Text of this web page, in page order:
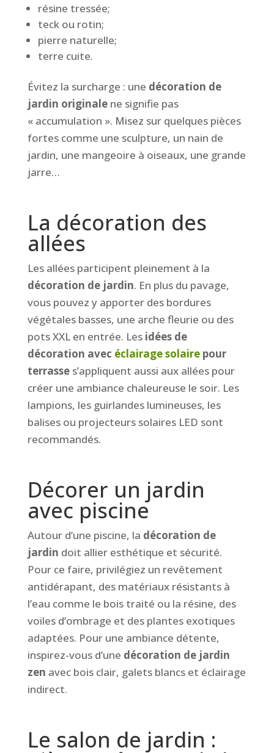
résine tressée;
teck ou rotin;
pierre naturelle;
terre cuite.
Évitez la surcharge : une décoration de
jardin originalene signifie pas
« accumulation ». Misez sur quelques pièces
fortes comme une sculpture, un nain de
jardin, une mangeoire à oiseaux, une grande
jarre…
La décoration des
allées
Les allées participent pleinement à la
décoration de jardin. En plus du pavage,
vous pouvez y apporter des bordures
végétales basses, une arche fleurie ou des
pots XXL en entrée. Les idées de
décoration avec éclairage solairepour
terrasses’appliquent aussi aux allées pour
créer une ambiance chaleureuse le soir. Les
lampions, les guirlandes lumineuses, les
balises ou projecteurs solaires LED sont
recommandés.
Décorer un jardin
avec piscine
Autour d’une piscine, la décoration de
jardin doit allier esthétique et sécurité.
Pour ce faire, privilégiez un revêtement
antidérapant, des matériaux résistants à
l’eau comme le bois traité ou la résine, des
voiles d’ombrage et des plantes exotiques
adaptées. Pour une ambiance détente,
inspirez-vous d’une décoration de jardin
zen avec bois clair, galets blancs et éclairage
indirect.
Le salon de jardin :